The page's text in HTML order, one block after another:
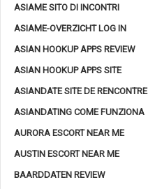
ASIAME SITO DI INCONTRI
ASIAME-OVERZICHT LOG IN
ASIAN HOOKUP APPS REVIEW
ASIAN HOOKUP APPS SITE
ASIANDATE SITE DE RENCONTRE
ASIANDATING COME FUNZIONA
AURORA ESCORT NEAR ME
AUSTIN ESCORT NEAR ME
BAARDDATEN REVIEW